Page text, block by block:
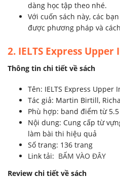
dàng học tập theo nhé.
Với cuốn sách này, các
được phương pháp và
2. IELTS Express
Thông tin chi tiết về sách
Tên: IELTS Express
Tác giả: Martin Birtill,
Phù hợp: band điểm từ 5.5
Nội dung: Cung cấp từ
làm bài thi hiệu quả
Số trang: 136 trang
Link tải: BẤM VÀO ĐÂY
Review chi tiết về sách